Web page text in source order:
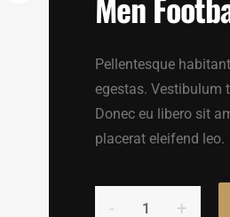
Pellentesque
egestas. Vestibulum
Donec eu libero sit
placerat eleifend leo.